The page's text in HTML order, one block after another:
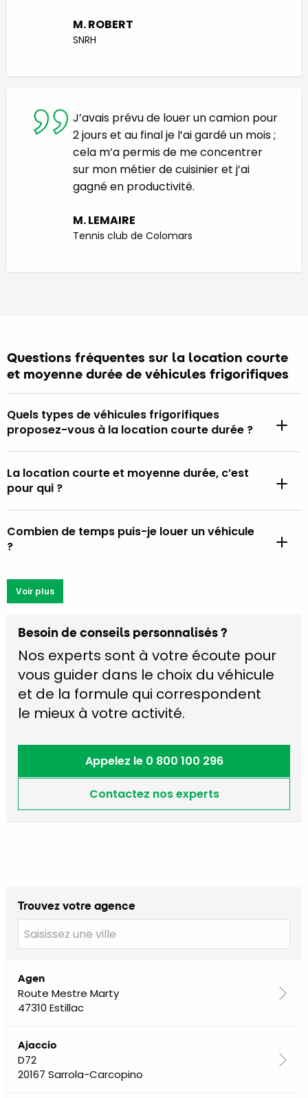
M. ROBERT
SNRH
J’avais prévu de louer un camion pour
2 jours et au final je l’ai gardé un mois ;
cela m’a permis de me concentrer
sur mon métier de cuisinier et j’ai
gagné en productivité.
M. LEMAIRE
Tennis club de Colomars
Questions fréquentes sur la location courte
et moyenne durée de véhicules frigorifiques
Quels types de véhicules frigorifiques
proposez-vous à la location courte durée ?
La location courte et moyenne durée, c’est
pour qui ?
Combien de temps puis-je louer un véhicule
?
Voir plus
Besoin de conseils personnalisés ?
Nos experts sont à votre écoute pour
vous guider dans le choix du véhicule
et de la formule qui correspondent
le mieux à votre activité.
Appelez le 0 800 100 296
Contactez nos experts
Trouvez votre agence
Agen
Route Mestre Marty
47310 Estillac
Ajaccio
D72
20167 Sarrola-Carcopino